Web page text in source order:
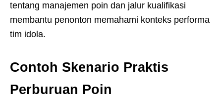
tentang manajemen poin dan jalur kualifikasi
membantu penonton memahami konteks performa
tim idola.
Contoh Skenario Praktis
Perburuan Poin